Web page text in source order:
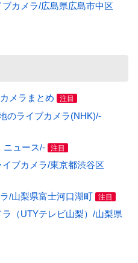
カメラ/広島県広島市中区
メラまとめ 注目
のライブカメラ(NHK)/-
ニュース/- 注目
ブカメラ/東京都渋谷区
/山梨県富士河口湖町 注目
（UTYテレビ山梨）/山梨県